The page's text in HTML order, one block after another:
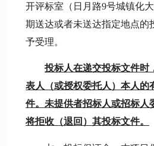
开评标室（日月路9号城镇化
期送达或者未送达指定地点的
予受理。
投标人在递交投标文件时
表人（或授权委托人）本人的
件。未提供者招标人或招标人
将拒收（退回）其投标文件。